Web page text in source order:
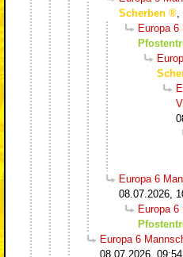
Scherben
Europa
Europa 6
08.07.2026,
Europa
Europa 6
08.07.2026, 09:54